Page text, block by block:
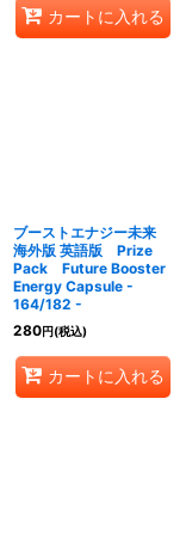
カートに入れる
ブーストエナジー未来
海外版 英語版 Prize
Pack Future Booster
Energy Capsule -
164/182 -
280円(税込)
カートに入れる